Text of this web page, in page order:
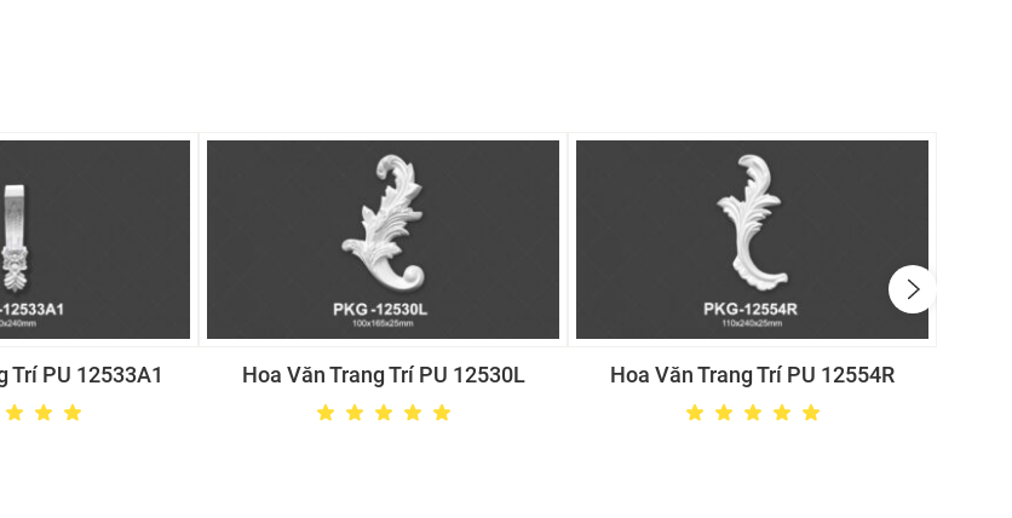
Trí PU 12533A1 Hoa Văn Trang Trí PU 12530L Hoa Văn Trang Trí PU 12554R